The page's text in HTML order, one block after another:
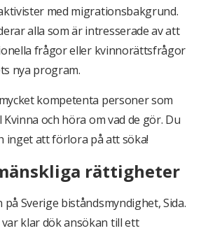
med migrationsbakgrund.
alla som är intresserade av att
frågor eller kvinnorättsfrågor
nya program.
kompetenta personer som
och höra om vad de gör. Du
inget att förlora på att söka!
rättigheter
Sverige biståndsmyndighet, Sida.
klar dök ansökan till ett